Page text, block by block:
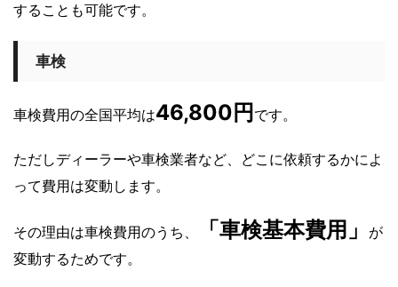
することも可能です。
車検
車検費用の全国平均は46,800円 です。
ただしディーラーや車検業者など、どこに依頼するかによ
って費用は変動します。
その理由は車検費用のうち、 「車検基本費用」
が
変動するためです。